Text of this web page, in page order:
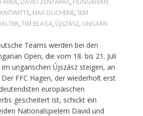
, MAX DUCHENE, SEM
, TIM BLAGA, ÚJSZÁSZ, UNGARN
Teams werden bei den
Open, die vom 18. bis 21. Juli
ungarischen Újszász steigen, an
FFC Hagen, der wiederholt erst
europäischen
gescheitert ist, schickt ein
Nationalspielern David und